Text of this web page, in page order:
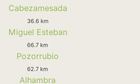
Cabezamesada
36.6 km
Miguel Esteban
66.7 km
Pozorrubio
62.7 km
Alhambra